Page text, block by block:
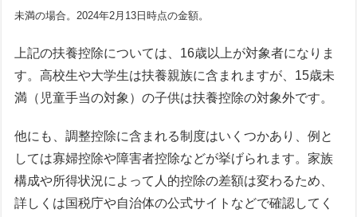
未満の場合。2024年2月13日時点の金額。
上記の扶養控除については、16歳以上が対象者になりま
す。高校生や大学生は扶養親族に含まれますが、15歳未
満（児童手当の対象）の子供は扶養控除の対象外です。
他にも、調整控除に含まれる制度はいくつかあり、例と
しては寡婦控除や障害者控除などが挙げられます。家族
構成や所得状況によって人的控除の差額は変わるため、
詳しくは国税庁や自治体の公式サイトなどで確認してく